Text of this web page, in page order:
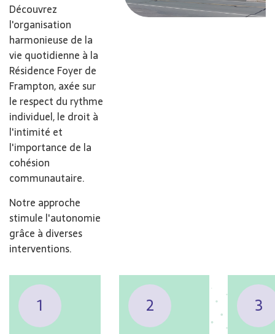
Découvrez
l'organisation
harmonieuse de la
vie quotidienne à la
Résidence Foyer de
Frampton, axée sur
le respect du rythme
individuel, le droit à
l'intimité et
l'importance de la
cohésion
communautaire.
Notre approche
stimule l'autonomie
grâce à diverses
interventions.
1 2 3